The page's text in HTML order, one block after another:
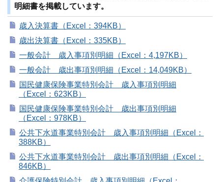
明細書を掲載しています。
歳入決算書（Excel：394KB）
歳出決算書（Excel：335KB）
一般会計 歳入事項別明細（Excel：4,197KB）
一般会計 歳出事項別明細（Excel：14,049KB）
国民健康保険事業特別会計 歳入事項別明細
（Excel：623KB）
国民健康保険事業特別会計 歳出事項別明細
（Excel：978KB）
公共下水道事業特別会計 歳入事項別明細（Excel：
388KB）
公共下水道事業特別会計 歳出事項別明細（Excel：
846KB）